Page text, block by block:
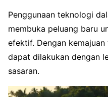
Penggunaan teknologi
membuka peluang baru
efektif. Dengan
dapat dilakukan dengan
sasaran.